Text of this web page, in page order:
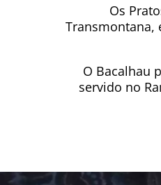
Os
Transmontana,
O Bacalhau
servido no